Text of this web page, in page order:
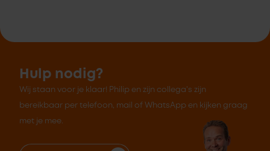
Hulp nodig?
Wij staan voor je klaar! Philip en zijn collega's zijn
bereikbaar per telefoon, mail of WhatsApp en kijken graag
met je mee.